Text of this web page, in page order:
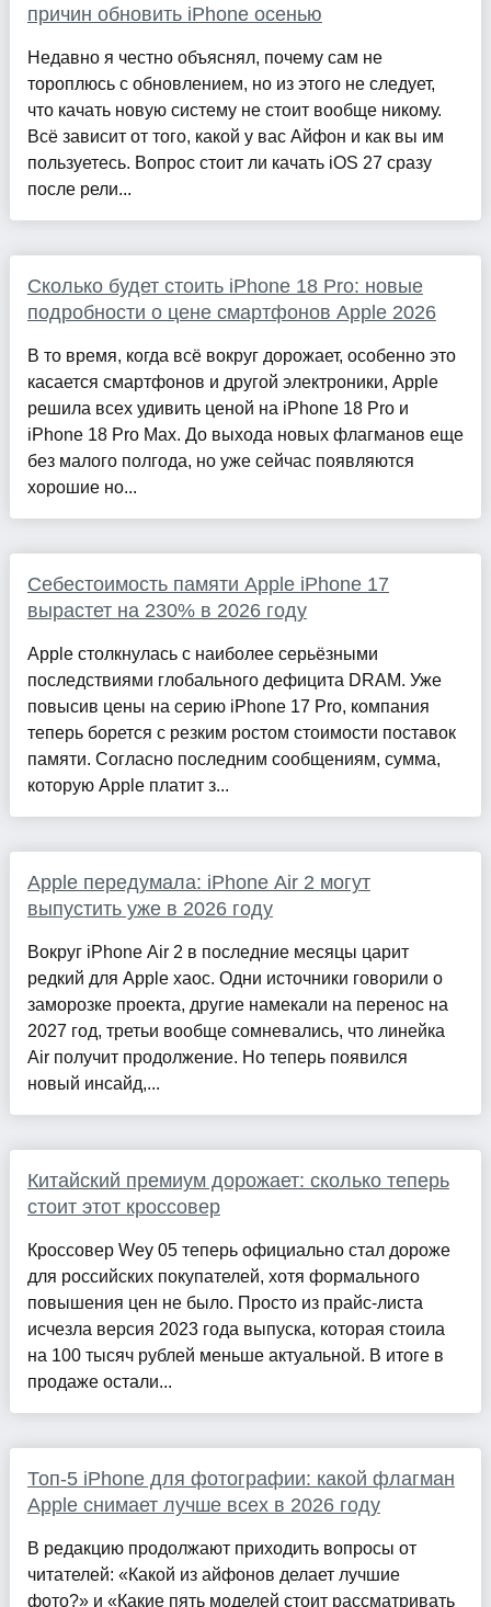
причин обновить iPhone осенью
Недавно я честно объяснял, почему сам не
тороплюсь с обновлением, но из этого не следует,
что качать новую систему не стоит вообще никому.
Всё зависит от того, какой у вас Айфон и как вы им
пользуетесь. Вопрос стоит ли качать iOS 27 сразу
после рели...
Сколько будет стоить iPhone 18 Pro: новые
подробности о цене смартфонов Apple 2026
В то время, когда всё вокруг дорожает, особенно это
касается смартфонов и другой электроники, Apple
решила всех удивить ценой на iPhone 18 Pro и
iPhone 18 Pro Max. До выхода новых флагманов еще
без малого полгода, но уже сейчас появляются
хорошие но...
Себестоимость памяти Apple iPhone 17
вырастет на 230% в 2026 году
Apple столкнулась с наиболее серьёзными
последствиями глобального дефицита DRAM. Уже
повысив цены на серию iPhone 17 Pro, компания
теперь борется с резким ростом стоимости поставок
памяти. Согласно последним сообщениям, сумма,
которую Apple платит з...
Apple передумала: iPhone Air 2 могут
выпустить уже в 2026 году
Вокруг iPhone Air 2 в последние месяцы царит
редкий для Apple хаос. Одни источники говорили о
заморозке проекта, другие намекали на перенос на
2027 год, третьи вообще сомневались, что линейка
Air получит продолжение. Но теперь появился
новый инсайд,...
Китайский премиум дорожает: сколько теперь
стоит этот кроссовер
Кроссовер Wey 05 теперь официально стал дороже
для российских покупателей, хотя формального
повышения цен не было. Просто из прайс-листа
исчезла версия 2023 года выпуска, которая стоила
на 100 тысяч рублей меньше актуальной. В итоге в
продаже остали...
Топ-5 iPhone для фотографии: какой флагман
Apple снимает лучше всех в 2026 году
В редакцию продолжают приходить вопросы от
читателей: «Какой из айфонов делает лучшие
фото?» и «Какие пять моделей стоит рассматривать